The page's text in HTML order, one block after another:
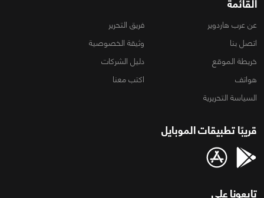
القائمة
عن عرب هاردوير
فريق التحرير
اتصل بنا
وثيقة الخصوصية
خريطة الموقع
دليل الشركات
هواتف
اكتب معنا
السياسة التحريرية
قريبًا تطبيقات الموبايل
تابعونا على